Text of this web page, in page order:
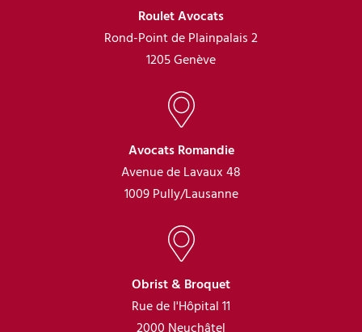
Roulet Avocats
Rond-Point de Plainpalais 2
1205 Genève
Avocats Romandie
Avenue de Lavaux 48
1009 Pully/Lausanne
Obrist & Broquet
Rue de l'Hôpital 11